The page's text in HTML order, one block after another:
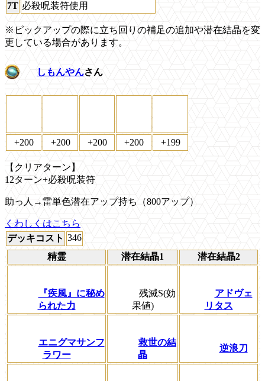
7T 必殺呪装符使用
※ピックアップの際に立ち回りの補足の追加や潜在結晶を変
更している場合があります。
しもんやんさん
+200 +200 +200 +200 +199
【クリアターン】
12ターン+必殺呪装符
助っ人→雷単色潜在アップ持ち（800アップ）
くわしくはこちら
デッキコスト 346
精霊
潜在結晶1 潜在結晶2
『疾風』に秘め
られた力
残滅S(効
果値)
アドヴェ
リタス
エニグマサンフ
ラワー
救世の結
晶
逆浪刀